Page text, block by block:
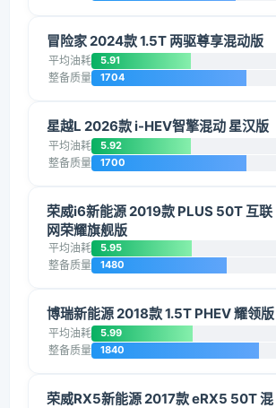
冒险家 2024款 1.5T 两驱尊享混动版
平均油耗 5.91
整备质量 1704
星越L 2026款 i-HEV智擎混动 星汉版
平均油耗 5.92
整备质量 1700
荣威i6新能源 2019款 PLUS 50T 互联
网荣耀旗舰版
平均油耗 5.95
整备质量 1480
博瑞新能源 2018款 1.5T PHEV 耀领版
平均油耗 5.99
整备质量 1840
荣威RX5新能源 2017款 eRX5 50T 混